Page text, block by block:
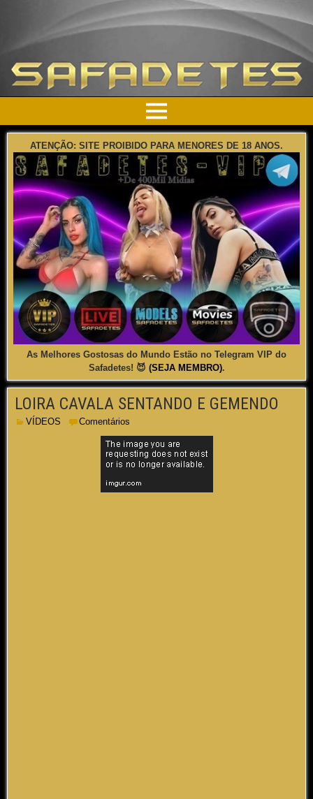
ATENÇÃO: SITE PROIBIDO PARA MENORES DE 18 ANOS.
As Melhores Gostosas do Mundo Estão no Telegram VIP do
Safadetes! 😈 (SEJA MEMBRO).
LOIRA CAVALA SENTANDO E GEMENDO
VÍDEOS Comentários